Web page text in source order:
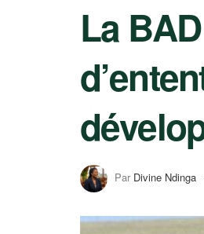
La
Par Divine Ndinga